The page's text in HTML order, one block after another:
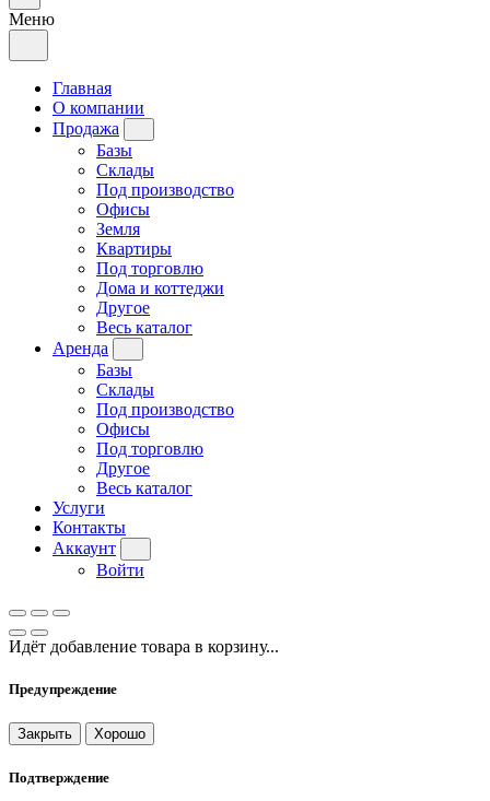
Меню
Главная
О компании
Продажа
Базы
Склады
Под производство
Офисы
Земля
Квартиры
Под торговлю
Дома и коттеджи
Другое
Весь каталог
Аренда
Базы
Склады
Под производство
Офисы
Под торговлю
Другое
Весь каталог
Услуги
Контакты
Аккаунт
Войти
Идёт добавление товара в корзину...
Предупреждение
Закрыть Хорошо
Подтверждение